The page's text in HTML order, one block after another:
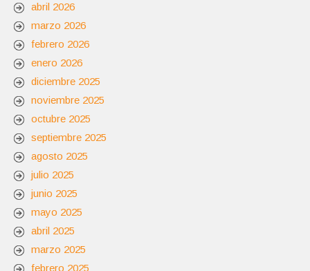
abril 2026
marzo 2026
febrero 2026
enero 2026
diciembre 2025
noviembre 2025
octubre 2025
septiembre 2025
agosto 2025
julio 2025
junio 2025
mayo 2025
abril 2025
marzo 2025
febrero 2025